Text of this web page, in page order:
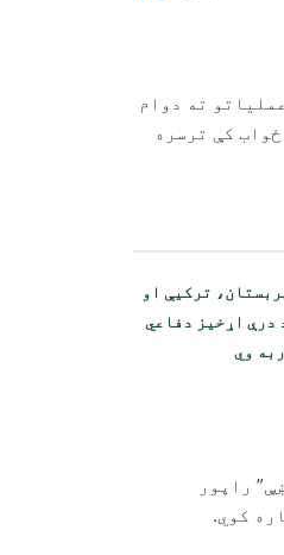
ته دوام
کې ترسره
ترکیې او
درې اړخیز دفاعي
وي
راپور
کوي.
ټانکر ته